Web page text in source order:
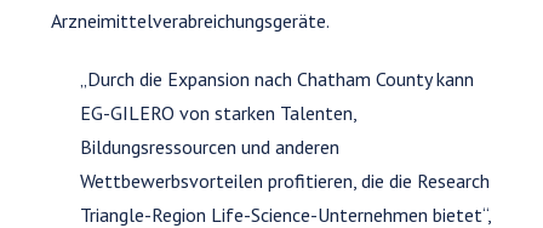
Arzneimittelverabreichungsgeräte.
„Durch die Expansion nach Chatham County kann
EG-GILERO von starken Talenten,
Bildungsressourcen und anderen
Wettbewerbsvorteilen profitieren, die die Research
Triangle-Region Life-Science-Unternehmen bietet“,